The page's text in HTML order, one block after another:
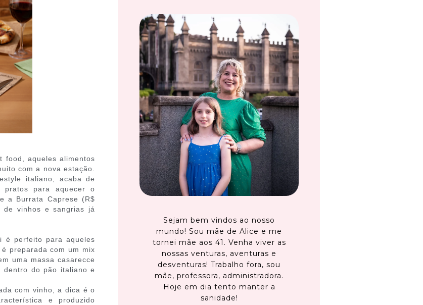
food, aqueles alimentos
com a nova estação.
italiano, acaba de
pratos para aquecer o
a Burrata Caprese (R$
de vinhos e sangrias já
é perfeito para aqueles
preparada com um mix
uma massa casarecce
dentro do pão italiano e
com vinho, a dica é o
e produzido
Sejam bem vindos ao nosso
mundo! Sou mãe de Alice e me
tornei mãe aos 41. Venha viver as
nossas venturas, aventuras e
desventuras! Trabalho fora, sou
mãe, professora, administradora.
Hoje em dia tento manter a
sanidade!